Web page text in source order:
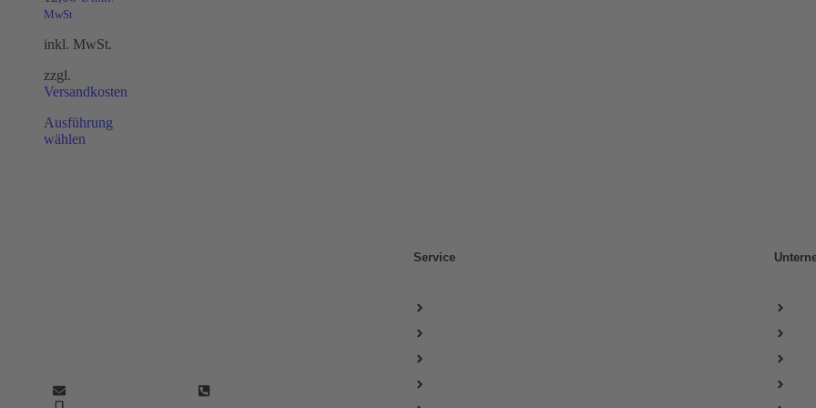
MwSt
inkl. MwSt.
zzgl.
Versandkosten
Ausführung
wählen
Service